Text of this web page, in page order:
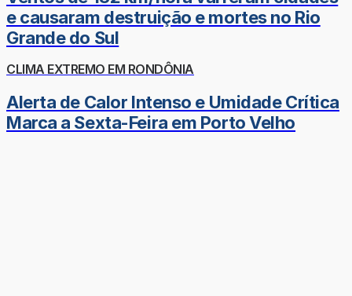
e causaram destruição e mortes no Rio
Grande do Sul
CLIMA EXTREMO EM RONDÔNIA
Alerta de Calor Intenso e Umidade Crítica
Marca a Sexta-Feira em Porto Velho